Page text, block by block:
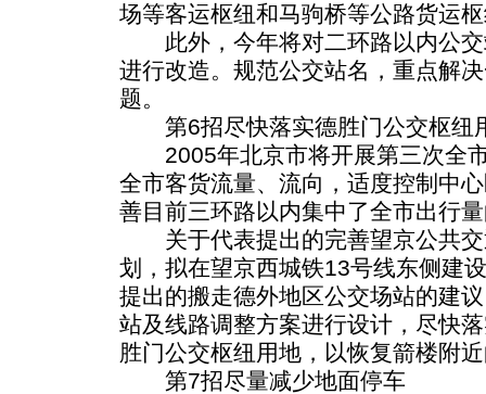
场等客运枢纽和马驹桥等公路货运
此外，今年将对二环路以内公交
进行改造。规范公交站名，重点解
题。
第6招尽快落实德胜门公交枢纽
2005年北京市将开展第三次全市
全市客货流量、流向，适度控制中
善目前三环路以内集中了全市出行
关于代表提出的完善望京公共交
划，拟在望京西城铁13号线东侧建
提出的搬走德外地区公交场站的建
站及线路调整方案进行设计，尽快
胜门公交枢纽用地，以恢复箭楼附
第7招尽量减少地面停车